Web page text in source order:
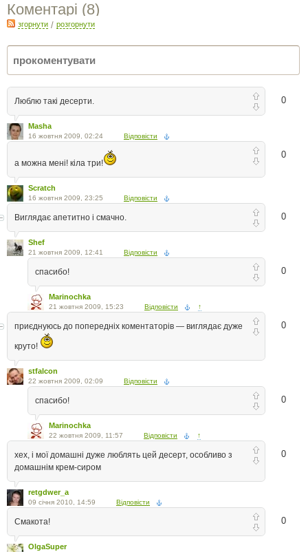
Коментарі (8)
згорнути / розгорнути
0
Люблю такі десерти.
Masha
16 жовтня 2009, 02:24 Відповісти
0
а можна мені! кіла три!
Scratch
16 жовтня 2009, 23:25 Відповісти
0
Виглядає апетитно і смачно.
Shef
21 жовтня 2009, 12:41 Відповісти
0
спасибо!
Marinochka
21 жовтня 2009, 15:23 Відповісти ↑
0
приєднуюсь до попередніх коментаторів — виглядає дуже
круто!
stfalcon
22 жовтня 2009, 02:09 Відповісти
0
спасибо!
Marinochka
22 жовтня 2009, 11:57 Відповісти ↑
0
хех, і мої домашні дуже люблять цей десерт, особливо з
домашнім крем-сиром
retgdwer_a
09 січня 2010, 14:59 Відповісти
0
Смакота!
OlgaSuper